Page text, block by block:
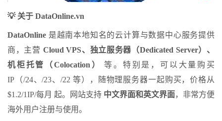
💡 关于 DataOnline.vn
DataOnline 是越南本地知名的云计算与数据中心服务提供
商，主营 Cloud VPS、独立服务器（Dedicated Server）、
机柜托管（ Colocation ）
等。特别是，可以大量购买
IP（/24、/23、/22 等），随物理服务器一起购买，价格从
$1.2/1IP/每月 起。网站支持 中文界面和英文界面，非常方便
海外用户注册与使用。